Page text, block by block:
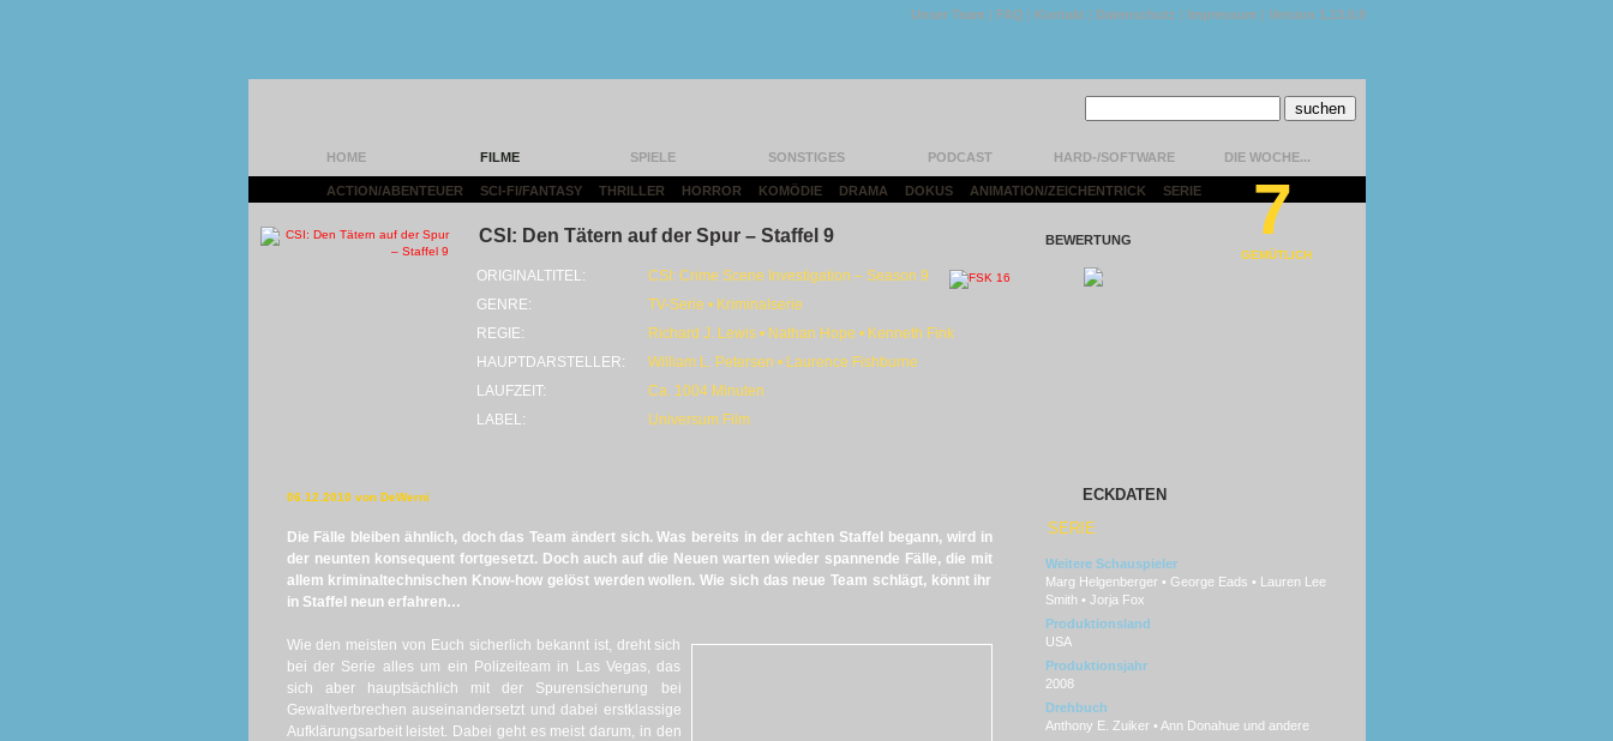
Unser Team | FAQ | Kontakt | Datenschutz | Impressum | Version 1.13.0.9
HOME FILME SPIELE SONSTIGES PODCAST HARD-/SOFTWARE DIE WOCHE...
ACTION/ABENTEUER SCI-FI/FANTASY THRILLER HORROR KOMÖDIE DRAMA DOKUS ANIMATION/ZEICHENTRICK SERIE
CSI: Den Tätern auf der Spur – Staffel 9
ORIGINALTITEL:
CSI: Crime Scene Investigation – Season 9
GENRE:
TV-Serie • Kriminalserie
REGIE:
Richard J. Lewis • Nathan Hope • Kenneth Fink
HAUPTDARSTELLER:
William L. Petersen • Laurence Fishburne
LAUFZEIT:
Ca. 1004 Minuten
LABEL:
Universum Film
BEWERTUNG 7
GEMÜTLICH
06.12.2010 von DeWerni
Die Fälle bleiben ähnlich, doch das Team ändert sich. Was bereits in der achten Staffel begann, wird in
der neunten konsequent fortgesetzt. Doch auch auf die Neuen warten wieder spannende Fälle, die mit
allem kriminaltechnischen Know-how gelöst werden wollen. Wie sich das neue Team schlägt, könnt ihr
in Staffel neun erfahren…
Wie den meisten von Euch sicherlich bekannt ist, dreht sich
bei der Serie alles um ein Polizeiteam in Las Vegas, das
sich aber hauptsächlich mit der Spurensicherung bei
Gewaltverbrechen auseinandersetzt und dabei erstklassige
Aufklärungsarbeit leistet. Dabei geht es meist darum, in den
ECKDATEN
SERIE
Weitere Schauspieler
Marg Helgenberger • George Eads • Lauren Lee
Smith • Jorja Fox
Produktionsland
USA
Produktionsjahr
2008
Drehbuch
Anthony E. Zuiker • Ann Donahue und andere